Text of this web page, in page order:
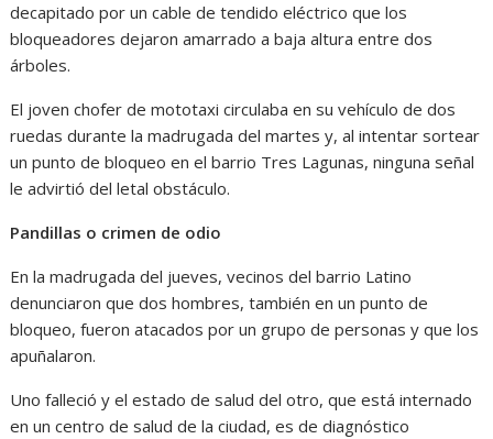
decapitado por un cable de tendido eléctrico que los
bloqueadores dejaron amarrado a baja altura entre dos
árboles.
El joven chofer de mototaxi circulaba en su vehículo de dos
ruedas durante la madrugada del martes y, al intentar sortear
un punto de bloqueo en el barrio Tres Lagunas, ninguna señal
le advirtió del letal obstáculo.
Pandillas o crimen de odio
En la madrugada del jueves, vecinos del barrio Latino
denunciaron que dos hombres, también en un punto de
bloqueo, fueron atacados por un grupo de personas y que los
apuñalaron.
Uno falleció y el estado de salud del otro, que está internado
en un centro de salud de la ciudad, es de diagnóstico